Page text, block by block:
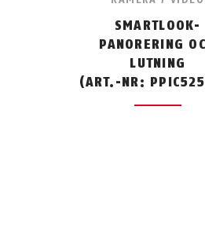
SMARTLOOK-
PANORERING
LUTNING
(ART.-NR: